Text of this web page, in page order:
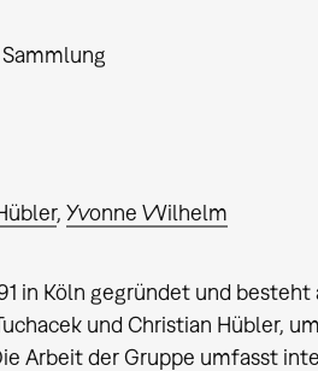
Yvonne Wilhelm
in Köln gegründet und
und Christian Hübler,
Arbeit der Gruppe umfasst